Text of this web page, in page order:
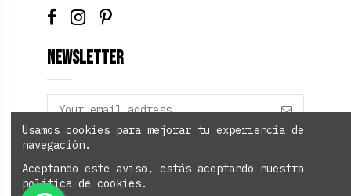
Add to cart
Newsletter
Usamos cookies para mejorar tu experiencia de
navegación.
Aceptando este aviso, estás aceptando nuestra
política de cookies.